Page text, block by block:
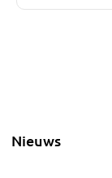
Nieuws